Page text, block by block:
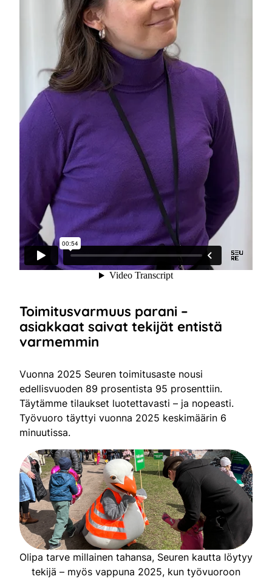
Toimitusvarmuus parani –
asiakkaat saivat tekijät entistä
varmemmin
Vuonna 2025 Seuren toimitusaste nousi
edellisvuoden 89 prosentista 95 prosenttiin.
Täytämme tilaukset luotettavasti – ja nopeasti.
Työvuoro täyttyi vuonna 2025 keskimäärin 6
minuutissa.
Olipa tarve millainen tahansa, Seuren kautta löytyy
tekijä – myös vappuna 2025, kun työvuoroon